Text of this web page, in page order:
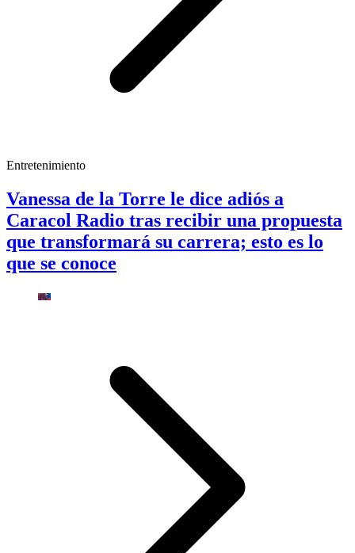
Entretenimiento
Vanessa de la Torre le dice adiós a
Caracol Radio tras recibir una propuesta
que transformará su carrera; esto es lo
que se conoce